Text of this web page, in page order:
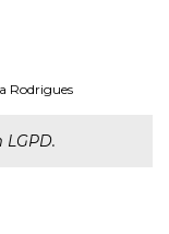
Rodrigues